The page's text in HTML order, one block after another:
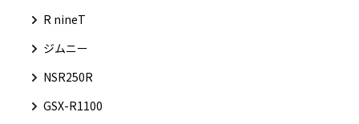
R nineT
ジムニー
NSR250R
GSX-R1100